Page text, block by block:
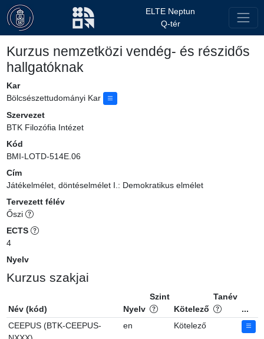
ELTE Neptun
Q-tér
Kurzus nemzetközi vendég- és részidős
hallgatóknak
Kar
Bölcsészettudományi Kar
Szervezet
BTK Filozófia Intézet
Kód
BMI-LOTD-514E.06
Cím
Játékelmélet, döntéselmélet I.: Demokratikus elmélet
Tervezett félév
Őszi
ECTS
4
Nyelv
Kurzus szakjai
Név (kód) Nyelv
Szint
Kötelező
Tanév
...
CEEPUS (BTK-CEEPUS-
en Kötelező